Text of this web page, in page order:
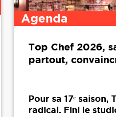
Agenda
Top Chef 2026,
partout,
Pour sa 17ᵉ
radical. Fini le